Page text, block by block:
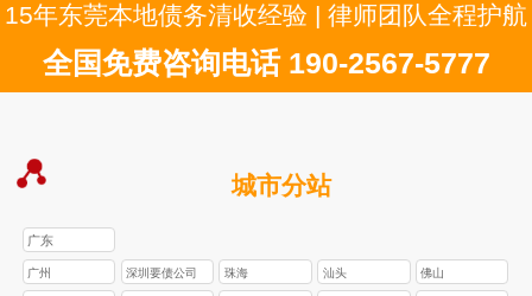
15年东莞本地债务清收经验 | 律师团队全程护航
全国免费咨询电话 190-2567-5777
城市分站
广东
广州 深圳要债公司 珠海 汕头 佛山